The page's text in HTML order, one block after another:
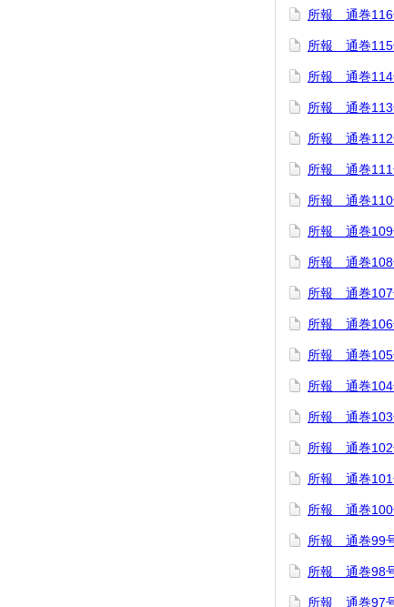
所報 通巻116
所報 通巻115
所報 通巻114
所報 通巻113
所報 通巻112
所報 通巻111
所報 通巻110
所報 通巻109
所報 通巻108
所報 通巻107
所報 通巻106
所報 通巻105
所報 通巻104
所報 通巻103
所報 通巻102
所報 通巻101
所報 通巻100
所報 通巻99
所報 通巻98
所報 通巻97